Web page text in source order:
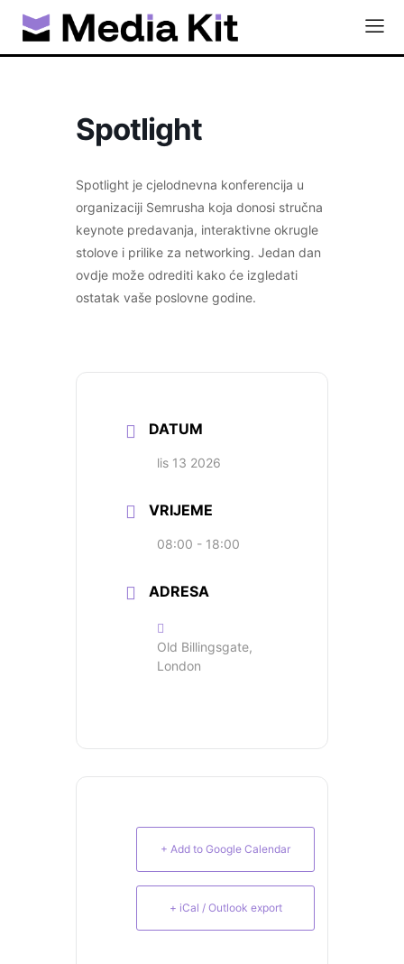
Spotlight
Spotlight je cjelodnevna konferencija u
organizaciji Semrusha koja donosi stručna
keynote predavanja, interaktivne okrugle
stolove i prilike za networking. Jedan dan
ovdje može odrediti kako će izgledati
ostatak vaše poslovne godine.
DATUM
lis 13 2026
VRIJEME
08:00 - 18:00
ADRESA
Old Billingsgate,
London
+ Add to Google Calendar
+ iCal / Outlook export